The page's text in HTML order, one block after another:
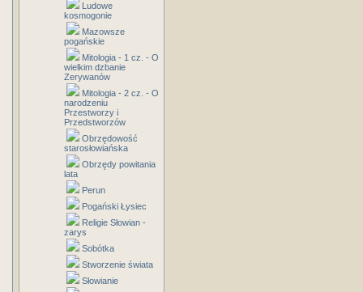
Ludowe
kosmogonie
Mazowsze
pogańskie
Mitologia - 1 cz. - O
wielkim dzbanie
Zerywanów
Mitologia - 2 cz. - O
narodzeniu
Przestworzy i
Przedstworzów
Obrzędowość
starosłowiańska
Obrzędy powitania
lata
Perun
Pogański Łysiec
Religie Słowian -
zarys
Sobótka
Stworzenie świata
Słowianie